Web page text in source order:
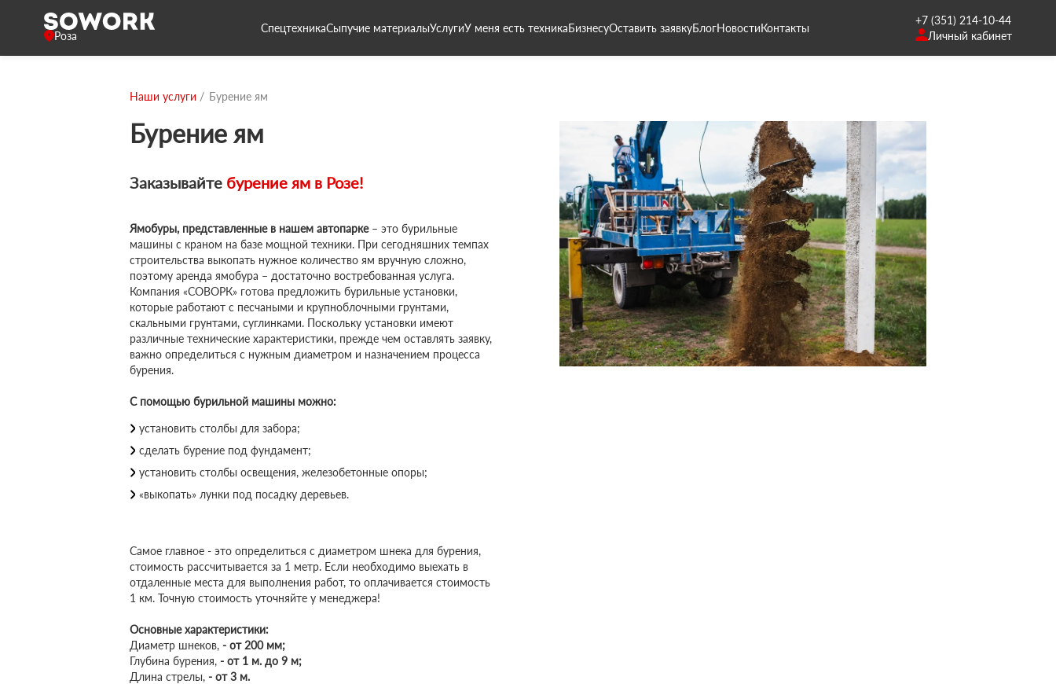
Роза
СпецтехникаСыпучие материалыУслугиУ меня есть техникаБизнесуОставить заявкуБлогНовостиКонтакты
+7 (351) 214-10-44
Личный кабинет
Наши услуги Бурение ям
Бурение ям
Заказывайте бурение ям в Розе!
Ямобуры, представленные в нашем автопарке– это бурильные
машины с краном на базе мощной техники. При сегодняшних темпах
строительства выкопать нужное количество ям вручную сложно,
поэтому аренда ямобура – достаточно востребованная услуга.
Компания «СОВОРК» готова предложить бурильные установки,
которые работают с песчаными и крупноблочными грунтами,
скальными грунтами, суглинками. Поскольку установки имеют
различные технические характеристики, прежде чем оставлять заявку,
важно определиться с нужным диаметром и назначением процесса
бурения.
С помощью бурильной машины можно:
установить столбы для забора;
сделать бурение под фундамент;
установить столбы освещения, железобетонные опоры;
«выкопать» лунки под посадку деревьев.
Самое главное - это определиться с диаметром шнека для бурения,
стоимость рассчитывается за 1 метр. Если необходимо выехать в
отдаленные места для выполнения работ, то оплачивается стоимость
1 км. Точную стоимость уточняйте у менеджера!
Основные характеристики:
Диаметр шнеков, - от 200 мм;
Глубина бурения, - от 1 м. до 9 м;
Длина стрелы, - от 3 м.